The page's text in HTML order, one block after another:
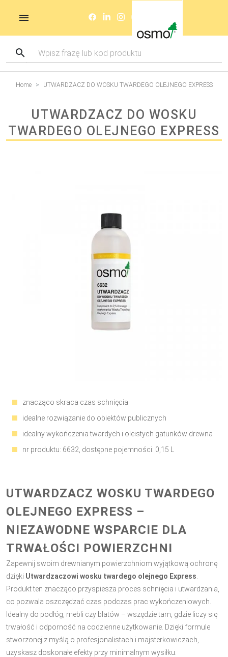
Home UTWARDZACZ DO WOSKU TWARDEGO OLEJNEGO EXPRESS
UTWARDZACZ DO WOSKU
TWARDEGO OLEJNEGO EXPRESS
znacząco skraca czas schnięcia
idealne rozwiązanie do obiektów publicznych
idealny wykończenia twardych i oleistych gatunków drewna
nr produktu: 6632, dostępne pojemności: 0,15 L
UTWARDZACZ WOSKU TWARDEGO
OLEJNEGO EXPRESS –
NIEZAWODNE WSPARCIE DLA
TRWAŁOŚCI POWIERZCHNI
Zapewnij swoim drewnianym powierzchniom wyjątkową ochronę
dzięki Utwardzaczowi wosku twardego olejnego Express
Produkt ten znacząco przyspiesza proces schnięcia i utwardzania,
co pozwala oszczędzać czas podczas prac wykończeniowych.
Idealny do podłóg, mebli czy blatów – wszędzie tam, gdzie liczy się
trwałość i odporność na codzienne użytkowanie. Dzięki formule
stworzonej z myślą o profesjonalistach i majsterkowiczach,
uzyskasz doskonałe efekty przy minimalnym wysiłku.